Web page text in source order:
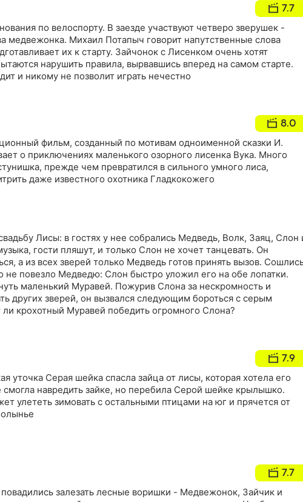
7.7
по велоспорту. В заезде участвуют четверо зверушек -
медвежонка. Михаил Потапыч говорит напутственные слова
их к старту. Зайчонок с Лисенком очень хотят
нарушить правила, вырвавшись вперед на самом старте.
и никому не позволит играть нечестно
8.0
фильм, созданный по мотивам одноименной сказки И.
о приключениях маленького озорного лисенка Вука. Много
прежде чем превратился в сильного умного лиса,
даже известного охотника Гладкокожего
Лисы: в гостях у нее собрались Медведь, Волк, Заяц, Слон
гости пляшут, и только Слон не хочет танцевать. Он
а из всех зверей только Медведь готов принять вызов.
не повезло Медведю: Слон быстро уложил его на обе лопатки.
маленький Муравей. Пожурив Слона за нескромность и
других зверей, он вызвался следующим бороться с серым
крохотный Муравей победить огромного Слона?
7.9
уточка Серая шейка спасла зайца от лисы, которая хотела его
смогла навредить зайке, но перебила Серой шейке крылышко.
улететь зимовать с остальными птицами на юг и прячется от
7.7
повадились залезать лесные воришки - Медвежонок, Зайчик и